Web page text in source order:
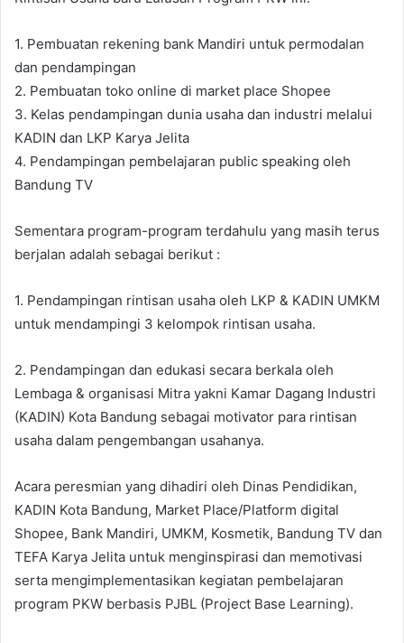
1. Pembuatan rekening bank Mandiri untuk permodalan
dan pendampingan
2. Pembuatan toko online di market place Shopee
3. Kelas pendampingan dunia usaha dan industri melalui
KADIN dan LKP Karya Jelita
4. Pendampingan pembelajaran public speaking oleh
Bandung TV
Sementara program-program terdahulu yang masih terus
berjalan adalah sebagai berikut :
1. Pendampingan rintisan usaha oleh LKP & KADIN UMKM
untuk mendampingi 3 kelompok rintisan usaha.
2. Pendampingan dan edukasi secara berkala oleh
Lembaga & organisasi Mitra yakni Kamar Dagang Industri
(KADIN) Kota Bandung sebagai motivator para rintisan
usaha dalam pengembangan usahanya.
Acara peresmian yang dihadiri oleh Dinas Pendidikan,
KADIN Kota Bandung, Market Place/Platform digital
Shopee, Bank Mandiri, UMKM, Kosmetik, Bandung TV dan
TEFA Karya Jelita untuk menginspirasi dan memotivasi
serta mengimplementasikan kegiatan pembelajaran
program PKW berbasis PJBL (Project Base Learning).